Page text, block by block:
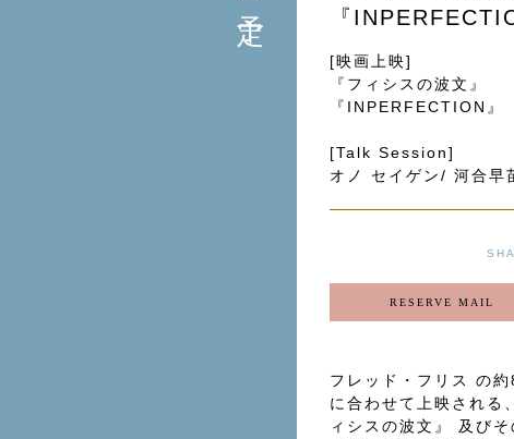
『
[映画上映]
『フィシスの波⽂』
『INPERFECTION』
[Talk Session]
オノ セイゲン/ 河合早
RESERVE MAIL
フレッド・フリス の
に合わせて上映される
ィシスの波⽂』 及び